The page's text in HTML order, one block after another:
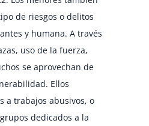
de riesgos o delitos
y humana. A través
uso de la fuerza,
se aprovechan de
Ellos
a trabajos abusivos, o
dedicados a la